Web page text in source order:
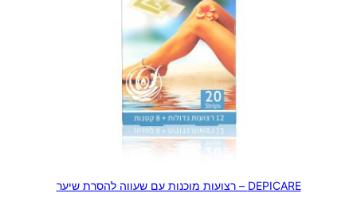
DEPICARE – רצועות מוכנות עם שעווה להסרת שיער